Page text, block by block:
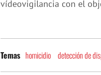
vídeovigilancia con el
Temas homicidio detección de